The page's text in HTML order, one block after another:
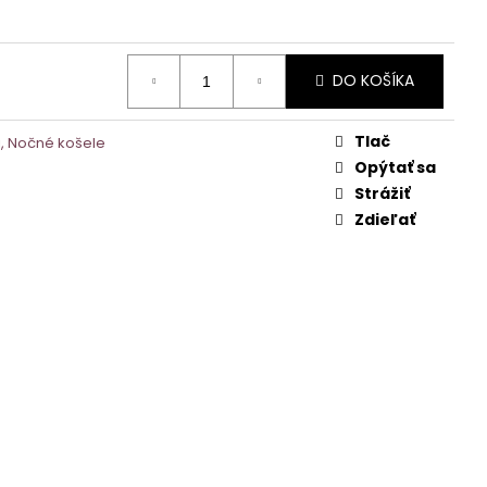
DO KOŠÍKA
Nočné košele
Tlač
Opýtať sa
Strážiť
Zdieľať